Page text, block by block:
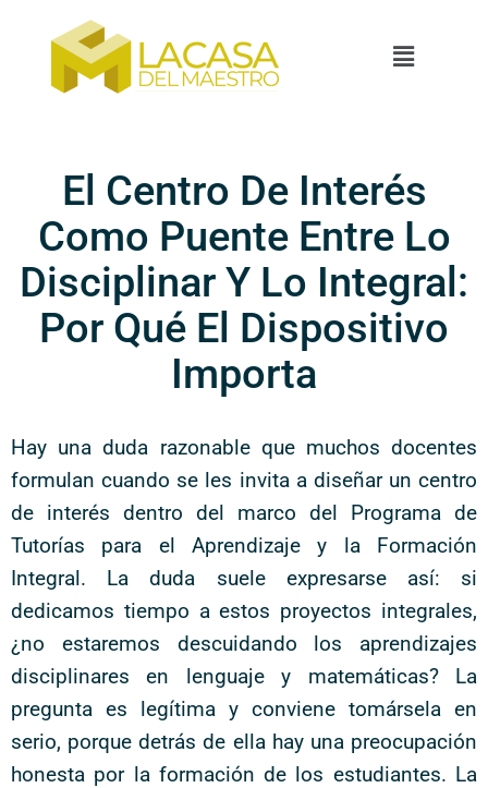
El Centro De Interés
Como Puente Entre Lo
Disciplinar Y Lo Integral:
Por Qué El Dispositivo
Importa
Hay una duda razonable que muchos docentes
formulan cuando se les invita a diseñar un centro
de interés dentro del marco del Programa de
Tutorías para el Aprendizaje y la Formación
Integral. La duda suele expresarse así: si
dedicamos tiempo a estos proyectos integrales,
¿no estaremos descuidando los aprendizajes
disciplinares en lenguaje y matemáticas? La
pregunta es legítima y conviene tomársela en
serio, porque detrás de ella hay una preocupación
honesta por la formación de los estudiantes. La